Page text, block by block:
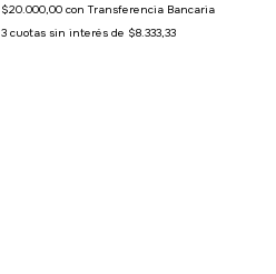
$20.000,00 con Transferencia Bancaria
3 cuotas sin interés de $8.333,33